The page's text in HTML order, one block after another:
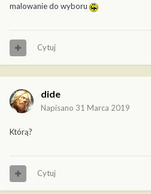
malowanie do wyboru
Cytuj
dide
Napisano 31 Marca 2019
Którą?
Cytuj